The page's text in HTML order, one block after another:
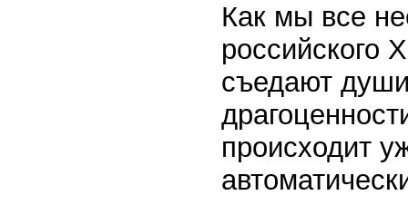
Как мы все
российского
съедают
происходит